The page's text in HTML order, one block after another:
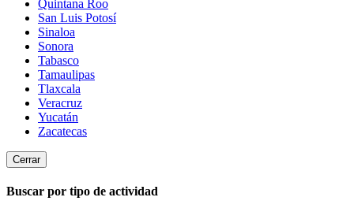
Quintana Roo
San Luis Potosí
Sinaloa
Sonora
Tabasco
Tamaulipas
Tlaxcala
Veracruz
Yucatán
Zacatecas
Cerrar
Buscar por tipo de actividad